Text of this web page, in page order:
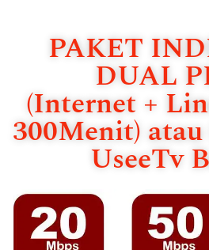
PAKET
DUAL
(Internet +
300Menit)
UseeTv